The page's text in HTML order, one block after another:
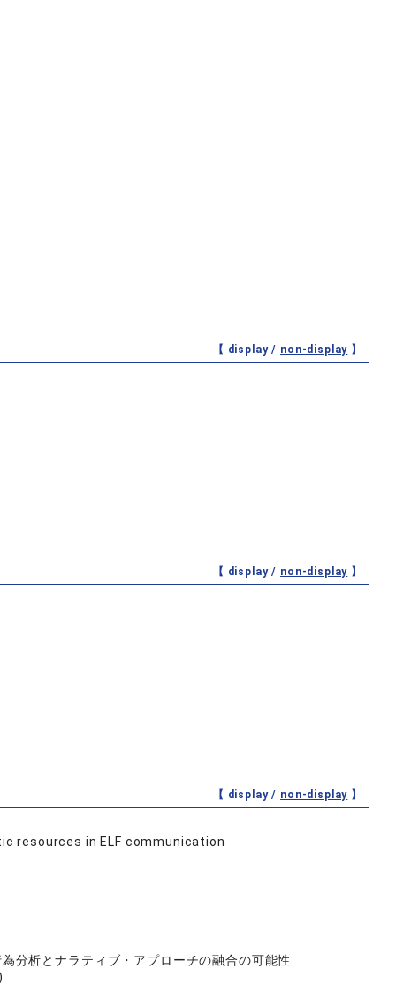
【 display / non-display 】
【 display / non-display 】
【 display / non-display 】
resources in ELF communication
分析とナラティブ・アプローチの融合の可能性